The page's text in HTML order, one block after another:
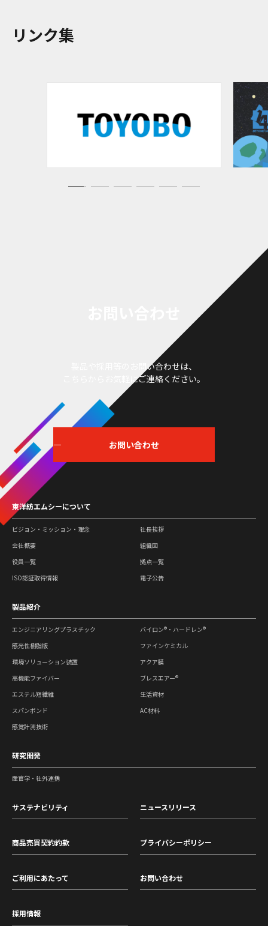
リンク集
製品や採用等のお問い合わせは、
こちらからお気軽にご連絡ください。
お問い合わせ
東洋紡エムシーについて
ビジョン・ミッション・理念
社長挨拶
会社概要
組織図
役員一覧
拠点一覧
ISO認証取得情報
電子公告
製品紹介
エンジニアリングプラスチック
バイロン®・ハードレン®
感光性樹脂版
ファインケミカル
環境ソリューション装置
アクア膜
高機能ファイバー
ブレスエアー®
エステル短繊維
生活資材
スパンボンド
AC材料
感覚計測技術
研究開発
産官学・社外連携
サステナビリティ ニュースリリース
商品売買契約約款 プライバシーポリシー
ご利用にあたって お問い合わせ
採用情報